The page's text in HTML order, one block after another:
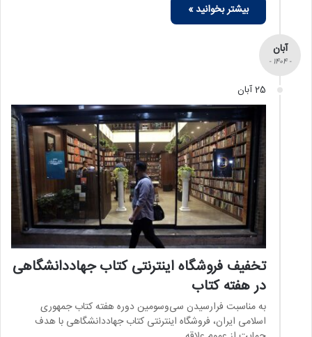
بیشتر بخوانید »
آبان
- 1404 -
25 آبان
تخفیف فروشگاه اینترنتی کتاب جهاددانشگاهی
در هفته کتاب
به مناسبت فرارسیدن سی‌وسومین دوره هفته کتاب جمهوری
اسلامی ایران، فروشگاه اینترنتی کتاب جهاددانشگاهی با هدف